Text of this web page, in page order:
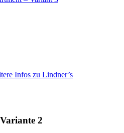
Infos zu Lindner’s
2